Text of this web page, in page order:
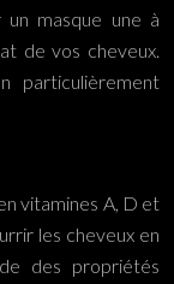
un masque une à
de vos cheveux.
particulièrement
vitamines A, D et
les cheveux en
des propriétés